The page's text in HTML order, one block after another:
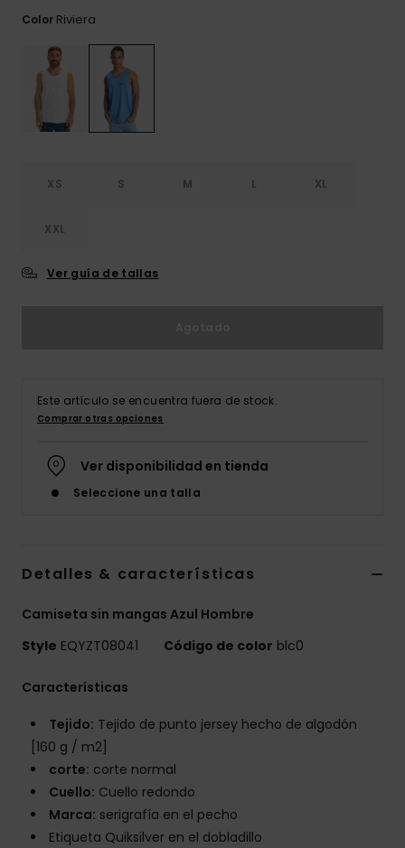
Color Riviera
XS S M L XL
XXL
Ver guía de tallas
Este artículo se encuentra fuera de stock.
Comprar otras opciones
Ver disponibilidad en tienda
Seleccione una talla
Detalles & características
Camiseta sin mangas Azul Hombre
Style EQYZT08041 Código de color blc0
Características
Tejido: Tejido de punto jersey hecho de algodón
[160 g / m2]
corte: corte normal
Cuello: Cuello redondo
Marca: serigrafía en el pecho
Etiqueta Quiksilver en el dobladillo